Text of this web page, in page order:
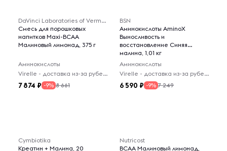
DaVinci Laboratories of Vermont
Смесь для порошковых
напитков Maxi-BCAA
Малиновый лимонад, 375 г
Аминокислоты
Virelle - доставка из-за рубежа
7 874 -9% 8 661
BSN
Аминокислоты AminoX
Выносливость и
восстановление Синяя
малина, 1,01 кг
Аминокислоты
Virelle - доставка из-за рубежа
6 590 -9% 7 249
Cymbiotika
Креатин + Малина, 20
Nutricost
BCAA Малиновый лимонад,